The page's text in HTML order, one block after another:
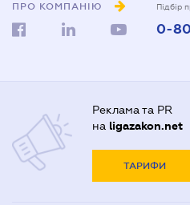
ПРО КОМПАНІЮ Підбір
0-
Реклама та PR
на ligazakon.net
ТАРИФИ